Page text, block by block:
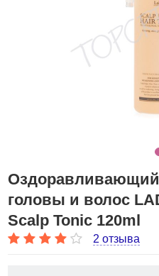
Оздоравливающий
головы и волос
Scalp Tonic 120ml
2 отзыва